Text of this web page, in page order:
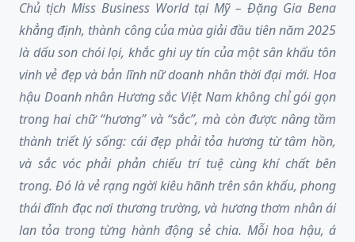
Chủ tịch Miss Business World tại Mỹ – Đặng Gia Bena
khẳng định, thành công của mùa giải đầu tiên năm 2025
là dấu son chói lọi, khắc ghi uy tín của một sân khấu tôn
vinh vẻ đẹp và bản lĩnh nữ doanh nhân thời đại mới. Hoa
hậu Doanh nhân Hương sắc Việt Nam không chỉ gói gọn
trong hai chữ “hương” và “sắc”, mà còn được nâng tầm
thành triết lý sống: cái đẹp phải tỏa hương từ tâm hồn,
và sắc vóc phải phản chiếu trí tuệ cùng khí chất bên
trong. Đó là vẻ rạng ngời kiêu hãnh trên sân khấu, phong
thái đĩnh đạc nơi thương trường, và hương thơm nhân ái
lan tỏa trong từng hành động sẻ chia. Mỗi hoa hậu, á